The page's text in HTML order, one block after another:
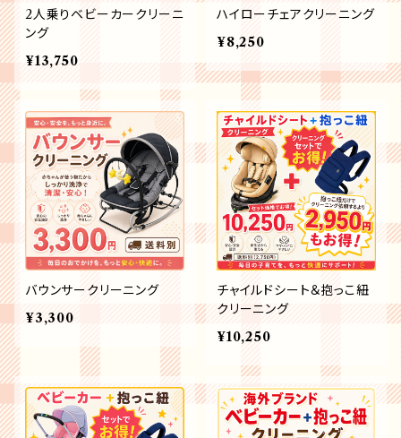
2人乗りベビーカークリーニ
ング
¥13,750
ハイローチェアクリーニング
¥8,250
バウンサークリーニング
¥3,300
チャイルドシート＆抱っこ紐
クリーニング
¥10,250